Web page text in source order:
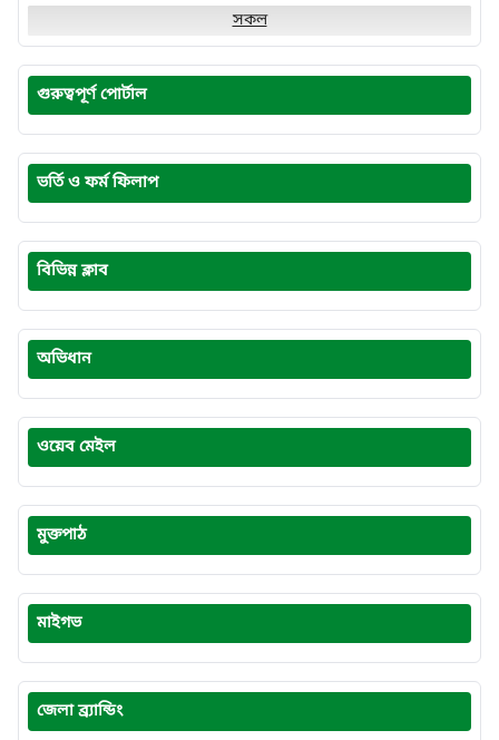
সকল
গুরুত্বপূর্ণ পোর্টাল
ভর্তি ও ফর্ম ফিলাপ
বিভিন্ন ক্লাব
অভিধান
ওয়েব মেইল
মুক্তপাঠ
মাইগভ
জেলা ব্র্যান্ডিং